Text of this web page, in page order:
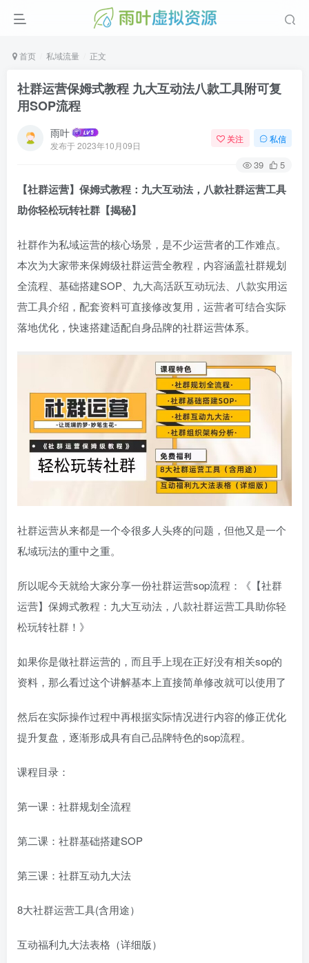
首页 私域流量 正文
社群运营保姆式教程 九大互动法八款工具附可复
用SOP流程
雨叶
发布于2023年10月09日
关注 私信
39 5
【社群运营】保姆式教程：九大互动法，八款社群运营工具
助你轻松玩转社群【揭秘】
社群作为私域运营的核心场景，是不少运营者的工作难点。
本次为大家带来保姆级社群运营全教程，内容涵盖社群规划
全流程、基础搭建SOP、九大高活跃互动玩法、八款实用运
营工具介绍，配套资料可直接修改复用，运营者可结合实际
落地优化，快速搭建适配自身品牌的社群运营体系。
社群运营从来都是一个令很多人头疼的问题，但他又是一个
私域玩法的重中之重。
所以呢今天就给大家分享一份社群运营sop流程：《【社群
运营】保姆式教程：九大互动法，八款社群运营工具助你轻
松玩转社群！》
如果你是做社群运营的，而且手上现在正好没有相关sop的
资料，那么看过这个讲解基本上直接简单修改就可以使用了
然后在实际操作过程中再根据实际情况进行内容的修正优化
提升复盘，逐渐形成具有自己品牌特色的sop流程。
课程目录：
第一课：社群规划全流程
第二课：社群基础搭建SOP
第三课：社群互动九大法
8大社群运营工具(含用途）
互动福利九大法表格（详细版）